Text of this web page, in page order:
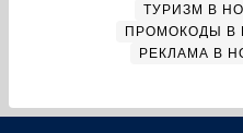
ТУРИЗМ В
ПРОМОКОДЫ В
РЕКЛАМА В